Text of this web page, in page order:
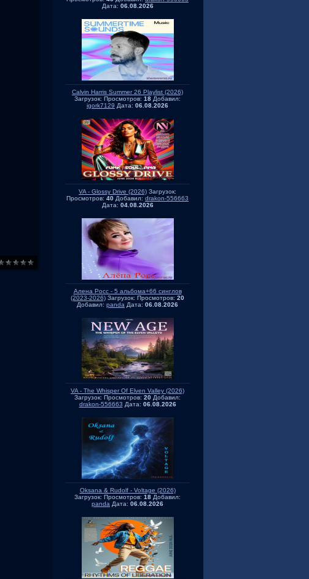
Дата: 06.08.2026
Calvin Harris Summer 26 Playlist (2026)
Загрузок: Просмотров: 18 Добавил:
igork7129 Дата: 06.08.2026
VA - Glossy Drive (2026) Загрузок:
Просмотров: 40 Добавил: drakon-556663
Дата: 04.08.2026
Алена Росс - 5 альбома+66 синглов
(2023-2026) Загрузок: Просмотров: 20
Добавил: panda Дата: 06.08.2026
VA - The Whisper Of Elven Valley (2026)
Загрузок: Просмотров: 20 Добавил:
drakon-556663 Дата: 06.08.2026
Oksana & Rudolf - Voltage (2026)
Загрузок: Просмотров: 18 Добавил:
panda Дата: 06.08.2026